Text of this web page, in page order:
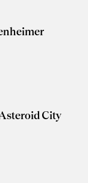
City